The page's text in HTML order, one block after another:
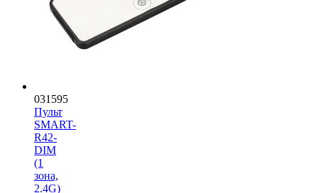
031595
Пульт
SMART-
R42-
DIM
(1
зона,
2.4G)